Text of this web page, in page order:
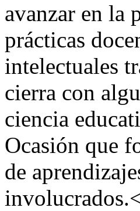
avanzar en la
prácticas
intelectuales
cierra con
ciencia
Ocasión que
de